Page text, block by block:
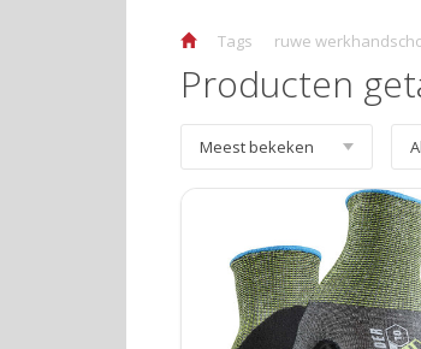
Tags ruwe
Producten